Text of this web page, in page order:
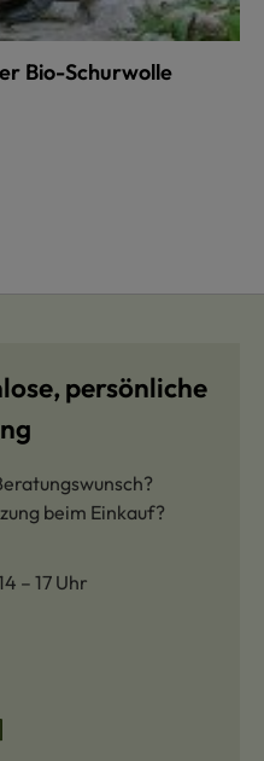
Bio-Schurwolle
persönliche
beim Einkauf?
– 17 Uhr